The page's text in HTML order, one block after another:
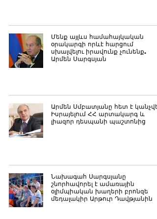
Մենք այլևս համահայկական
օրակարգի որևէ հարցում
սխալվելու իրավունք չունենք.
Արմեն Սարգսյան
Արմեն Սմբատյանը հետ է կանչվել
Իսրայելում ՀՀ արտակարգ և
լիազոր դեսպանի պաշտոնից
Նախագահ Սարգսյանը
շնորհավորել է ամառային
օլիմպիական խաղերի բրոնզե
մեդալակիր Արթուր Դավթյանին